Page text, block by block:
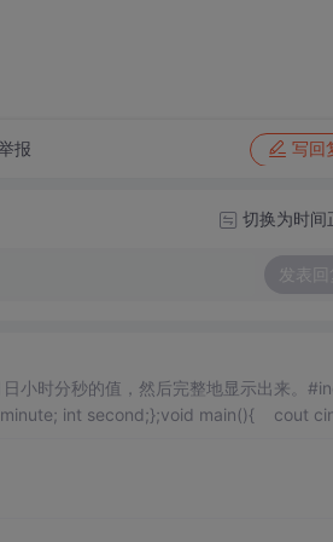
报 写回
切换为时间
发表回
小时分秒的值，然后完整地显示出来。
int second;};void main(){ cout